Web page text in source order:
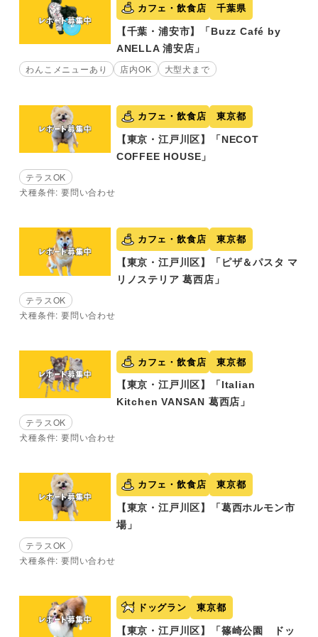
カフェ・飲食店 千葉県
【千葉・浦安市】「Buzz Café by
ANELLA 浦安店」
わんこメニューあり 店内OK 大型犬まで
カフェ・飲食店 東京都
【東京・江戸川区】「NECOT
COFFEE HOUSE」
テラスOK
犬種条件: 要問い合わせ
カフェ・飲食店 東京都
【東京・江戸川区】「ピザ＆パスタ マ
リノステリア 葛西店」
テラスOK
犬種条件: 要問い合わせ
カフェ・飲食店 東京都
【東京・江戸川区】「Italian
Kitchen VANSAN 葛西店」
テラスOK
犬種条件: 要問い合わせ
カフェ・飲食店 東京都
【東京・江戸川区】「葛西ホルモン市
場」
テラスOK
犬種条件: 要問い合わせ
ドッグラン 東京都
【東京・江戸川区】「篠崎公園 ドッ